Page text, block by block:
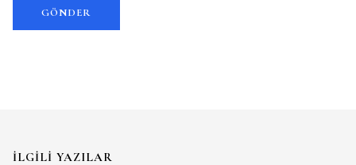
İLGILI YAZILAR